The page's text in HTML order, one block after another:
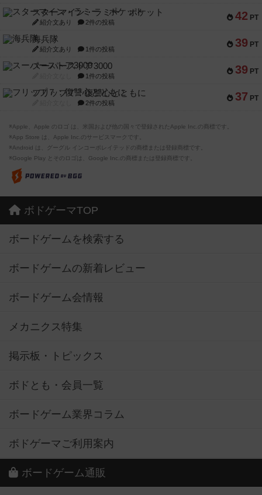
42 PT
スターマイン・ラミー ポケット
紹介文あり 2件の投稿
39 PT
海兵隊
紹介文あり 1件の投稿
39 PT
スーパーストア3000
1件の投稿
37 PT
フリップ７：復讐心とともに
2件の投稿
※Apple、Apple のロゴ は、米国および他の国々で登録されたApple Inc.の商標です。
※App Store は、Apple Inc.のサービスマークです。
※Android は、グーグル インコーポレイテッドの商標または登録商標です。
※Google Play とそのロゴは、Google Inc.の商標または登録商標です。
ボドゲーマTOP
ボードゲームを検索する
ボードゲームの新着レビュー
ボードゲーム会情報
メカニクス特集
掲示板・トピックス
ボドとも・会員一覧
ボードゲーム業界コラム
ボドゲーマご利用案内
ボードゲーム通販